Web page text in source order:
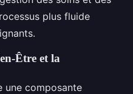
plus fluide
Être et la
une composante